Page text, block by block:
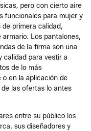
pero con cierto aire
funcionales para mujer y
primera calidad,
Los pantalones,
de la firma son una
calidad para vestir a
de lo más
o en la aplicación de
las ofertas lo antes
entre su público los
sus diseñadores y